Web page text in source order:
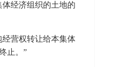
经济组织的土地的
营权转让给本集体
止。”